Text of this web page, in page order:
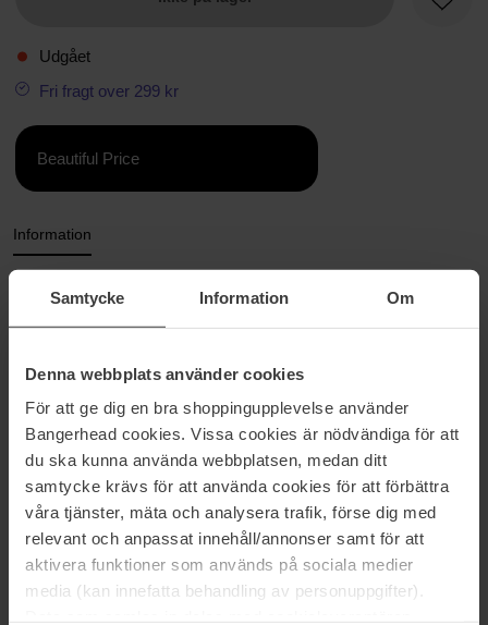
Samtycke Information Om
Denna webbplats använder cookies
För att ge dig en bra shoppingupplevelse använder
Bangerhead cookies. Vissa cookies är nödvändiga för att
du ska kunna använda webbplatsen, medan ditt
samtycke krävs för att använda cookies för att förbättra
våra tjänster, mäta och analysera trafik, förse dig med
relevant och anpassat innehåll/annonser samt för att
aktivera funktioner som används på sociala medier
media (kan innefatta behandling av personuppgifter).
Udgået
Fri fragt over 299 kr
Beautiful Price
Information
HAIRLOVETECH™ er VOLUMIZER den perfekte lille hjælper til at
lang.
1. Lav en hestehale med invisibobble ORIGINAL hårspiral
2. Del hestehalen vandret i to
3. Tryk på de to tunger på VOLUMIZER, og skub dem ind i midten
4. Nyd en flot hestehale hele dagen
Størrelse: 18,5 g
Varenummer: 99630